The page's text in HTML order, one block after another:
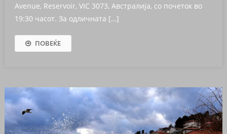
Avenue, Reservoir, VIC 3073, Австралија, со почеток во
19:30 часот. За одличната […]
ПОВЕЌЕ